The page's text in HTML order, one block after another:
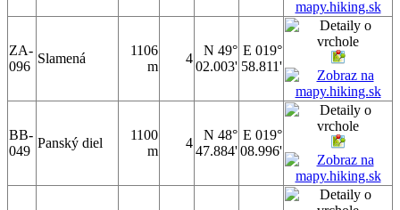
ZA-
096
Slamená
1106
m
4
N 49°
02.003'
E 019°
58.811'
BB-
049
Panský diel
1100
m
4
N 48°
47.884'
E 019°
08.996'